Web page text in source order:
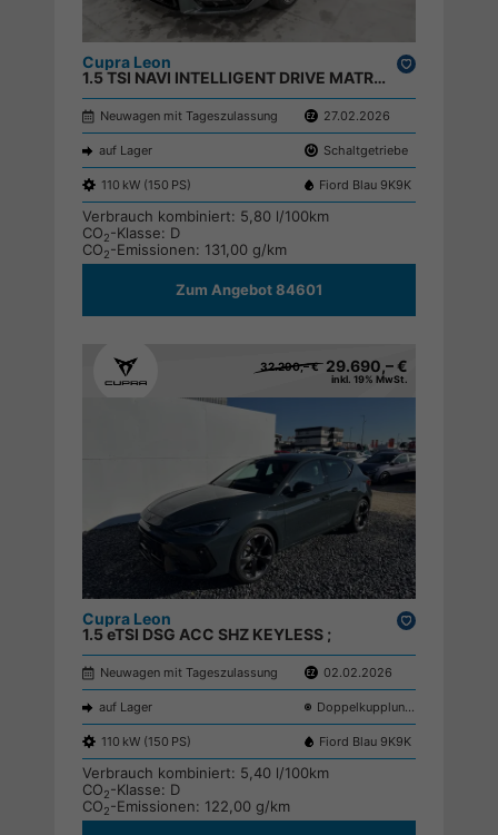
Cupra Leon
1.5 TSI NAVI INTELLIGENT DRIVE MATRIX ;
Neuwagen mit Tageszulassung 27.02.2026
auf Lager Schaltgetriebe
110 kW (150 PS) Fiord Blau 9K9K
Verbrauch kombiniert: 5,80 l/100km
CO2-Klasse: D
CO2-Emissionen: 131,00 g/km
Zum Angebot 84601
32.290,– € 29.690,– €
inkl. 19% MwSt.
Cupra Leon
1.5 eTSI DSG ACC SHZ KEYLESS ;
Neuwagen mit Tageszulassung 02.02.2026
auf Lager Doppelkupplungsgetriebe (DSG)
110 kW (150 PS) Fiord Blau 9K9K
Verbrauch kombiniert: 5,40 l/100km
CO2-Klasse: D
CO2-Emissionen: 122,00 g/km